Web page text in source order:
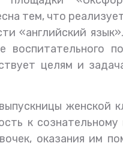
тем, что
«английский
воспитательного
целям и
женской
к
оказания им